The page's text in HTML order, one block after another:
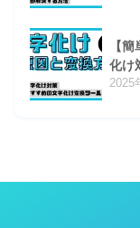
【
化け
2025